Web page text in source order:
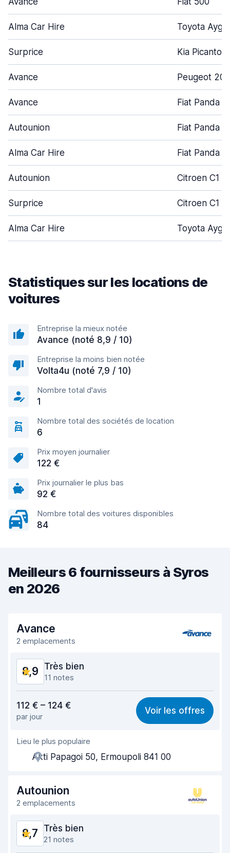
Alma Car Hire Toyota Aygo
Surprice Kia Picanto
Avance Peugeot 208
Avance Fiat Panda
Autounion Fiat Panda
Alma Car Hire Fiat Panda
Autounion Citroen C1
Surprice Citroen C1
Alma Car Hire Toyota Aygo
Statistiques sur les locations de
voitures
Entreprise la mieux notée
Avance (noté 8,9 / 10)
Entreprise la moins bien notée
Volta4u (noté 7,9 / 10)
Nombre total d'avis
1
Nombre total des sociétés de location
6
Prix moyen journalier
122 €
Prix journalier le plus bas
92 €
Nombre total des voitures disponibles
84
Meilleurs 6 fournisseurs à Syros
en 2026
Avance
2 emplacements
8,9 Très bien
11 notes
8,7
Recherche facile 8,7
Agent serviable
Prise en charge rapide
Restitution rapide 8,9
Propreté de la voiture
État du véhicule
112 € – 124 €
par jour
Voir les offres
Lieu le plus populaire
Akti Papagoi 50, Ermoupoli 841 00
Autounion
2 emplacements
8,7 Très bien
21 notes